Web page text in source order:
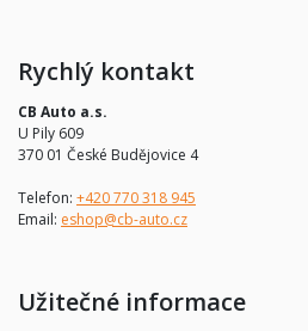
Rychlý kontakt
CB Auto a.s.
U Pily 609
370 01 České Budějovice 4
Telefon: +420 770 318 945
Email: eshop@cb-auto.cz
Užitečné informace